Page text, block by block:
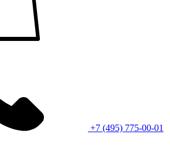
+7 (495) 775-00-01